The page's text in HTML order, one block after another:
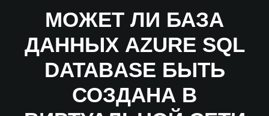
DEVOPS
АДМИНИСТРИРОВАНИЕ СЕРВЕРОВ
ИТ УСЛУГИ
МОЖЕТ ЛИ БАЗА
ДАННЫХ AZURE SQL
DATABASE БЫТЬ
СОЗДАНА В